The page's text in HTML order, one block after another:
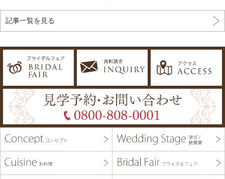
記事一覧を見る